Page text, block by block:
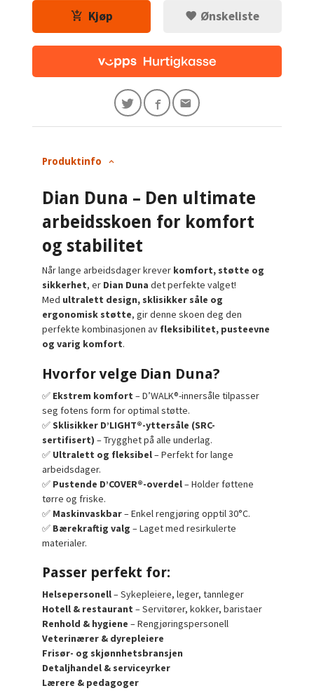
Kjøp Ønskeliste
Produktinfo
Dian Duna – Den ultimate
arbeidsskoen for komfort
og stabilitet
Når lange arbeidsdager krever komfort, støtte og
sikkerhet, er Dian Duna det perfekte valget!
Med ultralett design, sklisikker såle og
ergonomisk støtte, gir denne skoen deg den
perfekte kombinasjonen av fleksibilitet, pusteevne
og varig komfort.
Hvorfor velge Dian Duna?
✅ Ekstrem komfort – D’WALK®-innersåle tilpasser
seg fotens form for optimal støtte.
✅Sklisikker D’LIGHT®-yttersåle (SRC-
sertifisert) – Trygghet på alle underlag.
✅ Ultralett og fleksibel– Perfekt for lange
arbeidsdager.
✅ Pustende D’COVER®-overdel– Holder føttene
tørre og friske.
✅ Maskinvaskbar– Enkel rengjøring opptil 30°C.
✅ Bærekraftig valg – Laget med resirkulerte
materialer.
Passer perfekt for:
Helsepersonell– Sykepleiere, leger, tannleger
Hotell & restaurant – Servitører, kokker, baristaer
Renhold & hygiene – Rengjøringspersonell
Veterinærer & dyrepleiere
Frisør- og skjønnhetsbransjen
Detaljhandel & serviceyrker
Lærere & pedagoger